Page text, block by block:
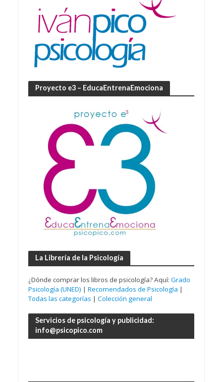
Proyecto e3 – EducaEntrenaEmociona
La Librería de la Psicología
¿Dónde comprar los libros de psicología? Aquí: Grado
Psicología (UNED) | Recomendados de Psicología |
Todas las categorías | Colección general
Servicios de psicología y publicidad:
info@psicopico.com